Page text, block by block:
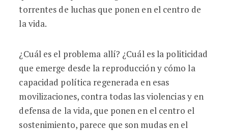
torrentes de luchas que ponen en el centro de
la vida.
¿Cuál es el problema allí? ¿Cuál es la politicidad
que emerge desde la reproducción y cómo la
capacidad política regenerada en esas
movilizaciones, contra todas las violencias y en
defensa de la vida, que ponen en el centro el
sostenimiento, parece que son mudas en el